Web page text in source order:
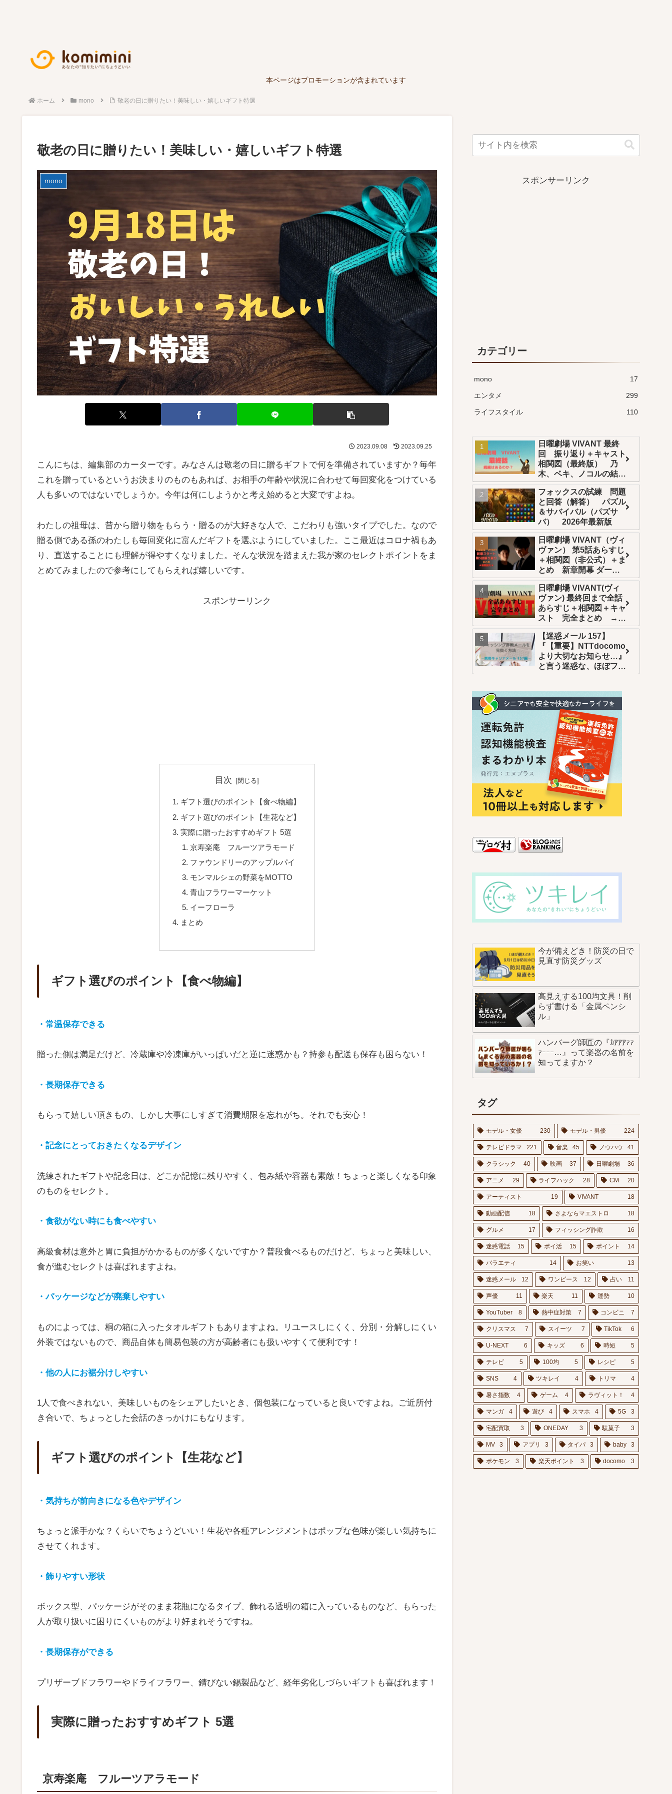
本ページはプロモーションが含まれています
ホーム mono 敬老の日に贈りたい！美味しい・嬉しいギフト特選
敬老の日に贈りたい！美味しい・嬉しいギフト特選
mono
2023.09.08 2023.09.25
こんにちは、編集部のカーターです。みなさんは敬老の日に贈るギフトで何を準備されていますか？毎年
これを贈っているというお決まりのものもあれば、お相手の年齢や状況に合わせて毎回変化をつけている
人も多いのではないでしょうか。今年は何にしようかと考え始めると大変ですよね。
わたしの祖母は、昔から贈り物をもらう・贈るのが大好きな人で、こだわりも強いタイプでした。なので
贈る側である孫のわたしも毎回変化に富んだギフトを選ぶようにしていました。ここ最近はコロナ禍もあ
り、直送することにも理解が得やすくなりました。そんな状況を踏まえた我が家のセレクトポイントをま
とめてみましたので参考にしてもらえれば嬉しいです。
スポンサーリンク
目次
ギフト選びのポイント【食べ物編】
ギフト選びのポイント【生花など】
実際に贈ったおすすめギフト 5選
京寿楽庵 フルーツアラモード
ファウンドリーのアップルパイ
モンマルシェの野菜をMOTTO
青山フラワーマーケット
イーフローラ
まとめ
ギフト選びのポイント【食べ物編】
・常温保存できる
贈った側は満足だけど、冷蔵庫や冷凍庫がいっぱいだと逆に迷惑かも？持参も配送も保存も困らない！
・長期保存できる
もらって嬉しい頂きもの、しかし大事にしすぎて消費期限を忘れがち。それでも安心！
・記念にとっておきたくなるデザイン
洗練されたギフトや記念日は、どこか記憶に残りやすく、包み紙や容器も素敵！ちょっと楽しくなる印象
のものをセレクト。
・食欲がない時にも食べやすい
高級食材は意外と胃に負担がかかるものが多くないですか？普段食べるものだけど、ちょっと美味しい、
食が進むセレクトは喜ばれますよね。
・パッケージなどが廃棄しやすい
ものによっては、桐の箱に入ったタオルギフトもありますよね。リユースしにくく、分別・分解しにくい
外装ではないもので、商品自体も簡易包装の方が高齢者にも扱いやすくて便利です！
・他の人にお裾分けしやすい
1人で食べきれない、美味しいものをシェアしたいとき、個包装になっていると良いですよね。ご近所付
き合いで、ちょっとした会話のきっかけにもなります。
ギフト選びのポイント【生花など】
・気持ちが前向きになる色やデザイン
ちょっと派手かな？くらいでちょうどいい！生花や各種アレンジメントはポップな色味が楽しい気持ちに
させてくれます。
・飾りやすい形状
ボックス型、パッケージがそのまま花瓶になるタイプ、飾れる透明の箱に入っているものなど、もらった
人が取り扱いに困りにくいものがより好まれそうですね。
・長期保存ができる
プリザーブドフラワーやドライフラワー、錆びない錫製品など、経年劣化しづらいギフトも喜ばれます！
実際に贈ったおすすめギフト 5選
京寿楽庵 フルーツアラモード
スポンサーリンク
カテゴリー
mono 17
エンタメ 299
ライフスタイル 110
日曜劇場 VIVANT 最終
回 振り返り＋キャスト
相関図（最終版） 乃
木、ベキ、ノコルの結末
は？続編はある？
フォックスの試練 問題
と回答（解答） パズル
＆サバイバル（パズサ
バ） 2026年最新版
日曜劇場 VIVANT（ヴィ
ヴァン） 第5話あらすじ
＋相関図（非公式）＋ま
とめ 新章開幕 ダーク
ヒーロー乃木編スタート
日曜劇場 VIVANT(ヴィ
ヴァン) 最終回まで全話
あらすじ＋相関図＋キャ
スト 完全まとめ →年
末年始一挙再放送
→Netflix世界配信 →U-
NEXT全話配信
【迷惑メール 157】
『【重要】NTTdocomo
より大切なお知らせ…』
と言う迷惑な、ほぼフィ
ッシング詐欺的メール
今が備えどき！防災の日で
見直す防災グッズ
高見えする100均文具！削
らず書ける「金属ペンシ
ル」
ハンバーグ師匠の『ｶｱｱｱｧｧ
ｧｰｰｰ…』って楽器の名前を
知ってますか？
タグ
モデル・女優 230 モデル・男優 224
テレビドラマ 221 音楽 45 ノウハウ 41
クラシック 40 映画 37 日曜劇場 36
アニメ 29 ライフハック 28 CM 20
アーティスト 19 VIVANT 18
動画配信 18 さよならマエストロ 18
グルメ 17 フィッシング詐欺 16
迷惑電話 15 ポイ活 15 ポイント 14
バラエティ 14 お笑い 13
迷惑メール 12 ワンピース 12 占い 11
声優 11 楽天 11 運勢 10
YouTuber 8 熱中症対策 7 コンビニ 7
クリスマス 7 スイーツ 7 TikTok 6
U-NEXT 6 キッズ 6 時短 5
テレビ 5 100均 5 レシピ 5
SNS 4 ツキレイ 4 トリマ 4
暑さ指数 4 ゲーム 4 ラヴィット！ 4
マンガ 4 遊び 4 スマホ 4 5G 3
宅配買取 3 ONEDAY 3 駄菓子 3
MV 3 アプリ 3 タイパ 3 baby 3
ポケモン 3 楽天ポイント 3 docomo 3